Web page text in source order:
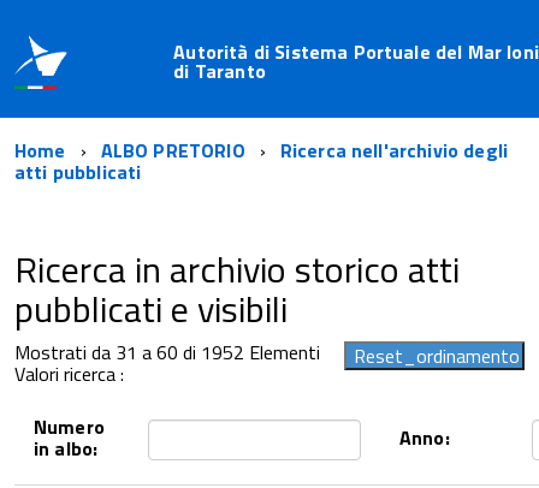
Autorità di Sistema Portuale del Mar
di Taranto
Home ALBO PRETORIO Ricerca nell'archivio degli
atti pubblicati
Ricerca in archivio storico atti
pubblicati e visibili
Mostrati da 31 a 60 di 1952 Elementi
Valori ricerca :
Numero
in albo: Anno: